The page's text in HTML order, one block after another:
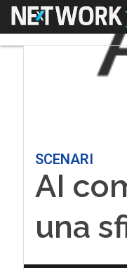
Menu
SCENARI
AI
una